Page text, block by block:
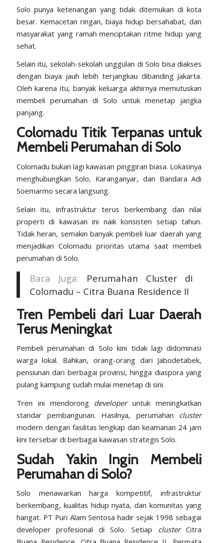
Solo punya ketenangan yang tidak ditemukan di kota
besar. Kemacetan ringan, biaya hidup bersahabat, dan
masyarakat yang ramah menciptakan ritme hidup yang
sehat.
Selain itu, sekolah-sekolah unggulan di Solo bisa diakses
dengan biaya jauh lebih terjangkau dibanding Jakarta.
Oleh karena itu, banyak keluarga akhirnya memutuskan
membeli perumahan di Solo untuk menetap jangka
panjang.
Colomadu Titik Terpanas untuk
Membeli Perumahan di Solo
Colomadu bukan lagi kawasan pinggiran biasa. Lokasinya
menghubungkan Solo, Karanganyar, dan Bandara Adi
Soemarmo secara langsung.
Selain itu, infrastruktur terus berkembang dan nilai
properti di kawasan ini naik konsisten setiap tahun.
Tidak heran, semakin banyak pembeli luar daerah yang
menjadikan Colomadu prioritas utama saat membeli
perumahan di Solo.
Baca Juga: Perumahan Cluster di
Colomadu – Citra Buana Residence II
Tren Pembeli dari Luar Daerah
Terus Meningkat
Pembeli perumahan di Solo kini tidak lagi didominasi
warga lokal. Bahkan, orang-orang dari Jabodetabek,
pensiunan dari berbagai provinsi, hingga diaspora yang
pulang kampung sudah mulai menetap di sini.
Tren ini mendorong developeruntuk meningkatkan
standar pembangunan. Hasilnya, perumahan cluster
modern dengan fasilitas lengkap dan keamanan 24 jam
kini tersebar di berbagai kawasan strategis Solo.
Sudah Yakin Ingin Membeli
Perumahan di Solo?
Solo menawarkan harga kompetitif, infrastruktur
berkembang, kualitas hidup nyata, dan komunitas yang
hangat. PT Puri Alam Sentosa hadir sejak 1998 sebagai
developer profesional di Solo. Setiap clusterCitra